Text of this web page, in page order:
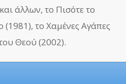
άλλων, το Πισότε το
το Χαμένες Αγάπες
Θεού (2002).